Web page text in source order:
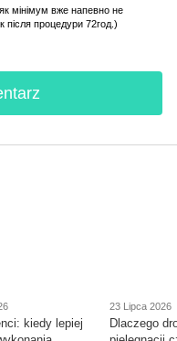
мінімум вже напевно не
після процедури 72год.)
kiedy lepiej
23 Lipca 2026
Dlaczego